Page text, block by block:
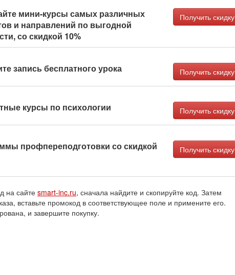
мини-курсы самых различных
и направлений по выгодной
со скидкой 10%
Получить скидку
запись бесплатного урока Получить скидку
курсы по психологии Получить скидку
профпереподготовки со скидкой
Получить скидку
на сайте smart-inc.ru, сначала найдите и скопируйте код. Затем
вставьте промокод в соответствующее поле и примените его.
и завершите покупку.